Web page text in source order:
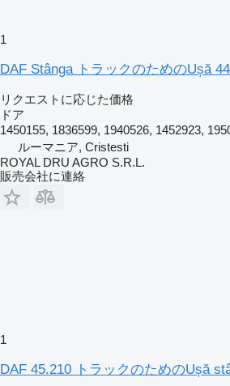
1
DAF Stânga トラックのためのUșă
リクエストに応じた価格
ドア
1450155, 1836599, 1940526, 1452923,
ルーマニア, Cristesti
ROYAL DRU AGRO S.R.L.
販売会社に連絡
1
DAF 45.210 トラックのためのUșă